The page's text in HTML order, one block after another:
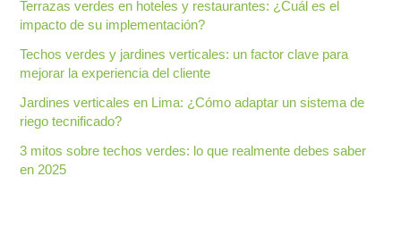
Terrazas verdes en hoteles y restaurantes: ¿Cuál es el
impacto de su implementación?
Techos verdes y jardines verticales: un factor clave para
mejorar la experiencia del cliente
Jardines verticales en Lima: ¿Cómo adaptar un sistema de
riego tecnificado?
3 mitos sobre techos verdes: lo que realmente debes saber
en 2025